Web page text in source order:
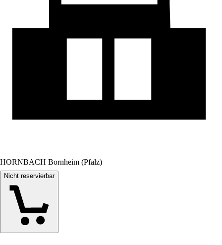
HORNBACH Bornheim (Pfalz)
Nicht reservierbar